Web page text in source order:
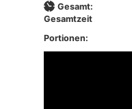
Gesamt:
Gesamtzeit
Portionen: